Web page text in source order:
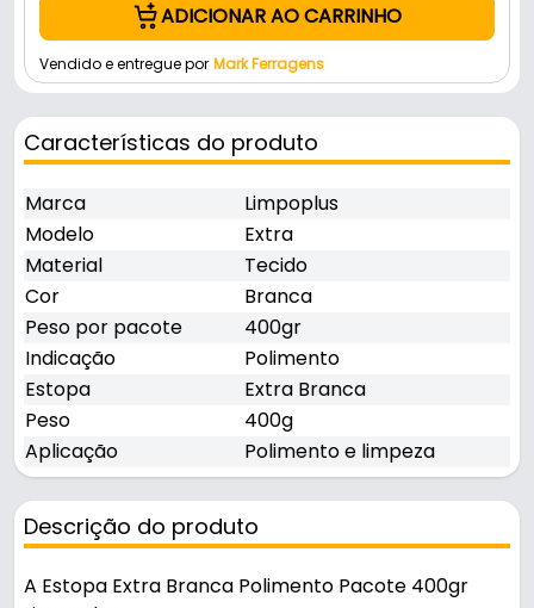
ADICIONAR AO CARRINHO
Vendido e entregue por Mark Ferragens
Características do produto
Marca
Limpoplus
Modelo
Extra
Material
Tecido
Cor
Branca
Peso por pacote
400gr
Indicação
Polimento
Estopa
Extra Branca
Peso
400g
Aplicação
Polimento e limpeza
Descrição do produto
A Estopa Extra Branca Polimento Pacote 400gr